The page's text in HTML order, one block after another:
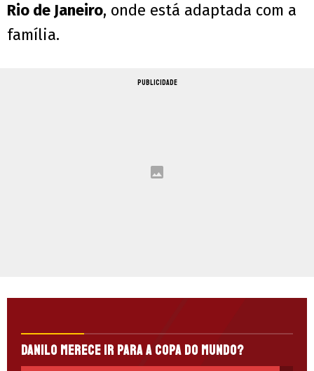
Rio de Janeiro, onde está adaptada com a
família.
PUBLICIDADE
Danilo merece ir para a Copa do Mundo?